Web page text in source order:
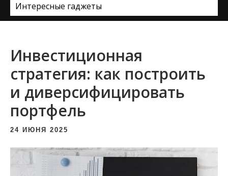
Интересные гаджеты
Инвестиционная
стратегия: как построить
и диверсифицировать
портфель
24 ИЮНЯ 2025